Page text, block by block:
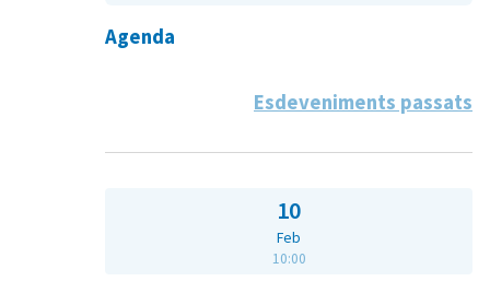
Agenda
Esdeveniments passats
10
Feb
10:00